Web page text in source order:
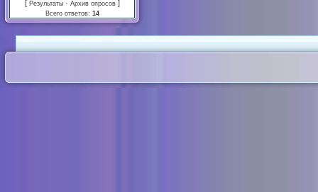
[ Результаты · Архив опросов ]
Всего ответов: 14